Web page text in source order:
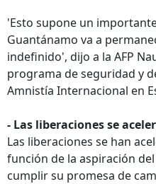
'Esto supone un
Guantánamo va a
indefinido', dijo a la AFP
programa de seguridad y
Amnistía Internacional en
- Las liberaciones se
Las liberaciones se han
función de la aspiración
cumplir su promesa de